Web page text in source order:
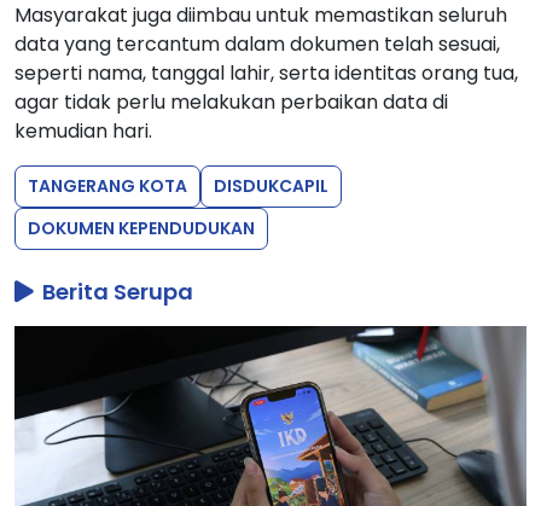
Masyarakat juga diimbau untuk memastikan seluruh
data yang tercantum dalam dokumen telah sesuai,
seperti nama, tanggal lahir, serta identitas orang tua,
agar tidak perlu melakukan perbaikan data di
kemudian hari.
TANGERANG KOTA
DISDUKCAPIL
DOKUMEN KEPENDUDUKAN
Berita Serupa